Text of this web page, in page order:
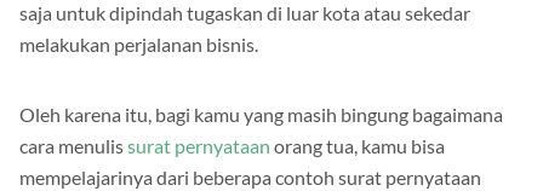
saja untuk dipindah tugaskan di luar kota atau sekedar
melakukan perjalanan bisnis.
Oleh karena itu, bagi kamu yang masih bingung bagaimana
cara menulissurat pernyataan orang tua, kamu bisa
mempelajarinya dari beberapa contoh surat pernyataan